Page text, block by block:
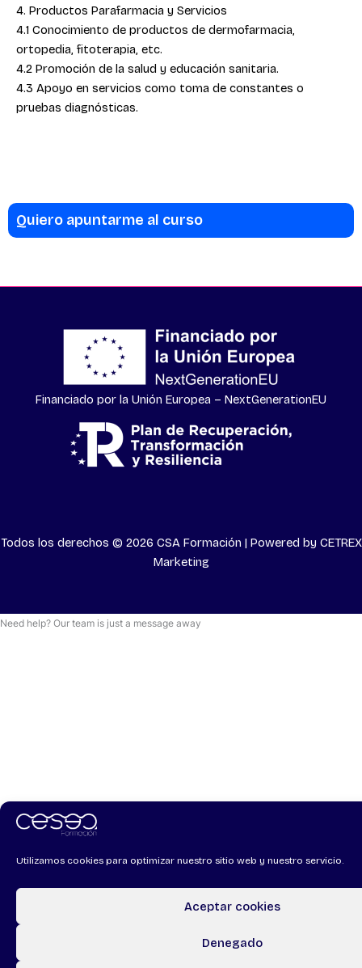
Utilizamos cookies para optimizar nuestro sitio web y nuestro servicio.
Aceptar cookies
Denegado
4. Productos Parafarmacia y Servicios
4.1 Conocimiento de productos de dermofarmacia,
ortopedia, fitoterapia, etc.
4.2 Promoción de la salud y educación sanitaria.
4.3 Apoyo en servicios como toma de constantes o
pruebas diagnósticas.
Quiero apuntarme al curso
Financiado por la Unión Europea – NextGenerationEU
Todos los derechos © 2026 CSA Formación | Powered by CETREX
Marketing
Need help? Our team is just a message away